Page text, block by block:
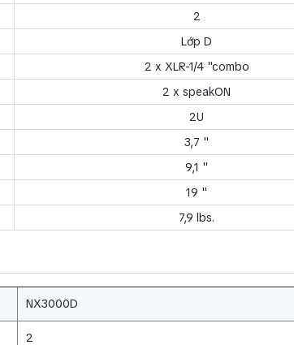
2
Lớp D
2 x XLR-1/4 "combo
2 x speakON
2U
3,7 "
9,1 "
19 "
7,9 lbs.
NX3000D
2